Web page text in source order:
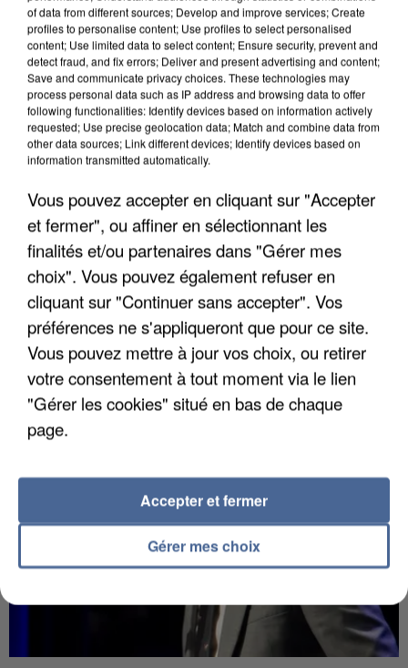
7 août 2026
Un second cadre de la DZ Mafia interpellé en
Algérie
Un cofondateur du réseau avait été interpellé
quelques jours plus tôt.
of data from different sources; Develop and improve services; Create
profiles to personalise content; Use profiles to select personalised
content; Use limited data to select content; Ensure security, prevent and
detect fraud, and fix errors; Deliver and present advertising and content;
Save and communicate privacy choices. These technologies may
process personal data such as IP address and browsing data to offer
following functionalities: Identify devices based on information actively
requested; Use precise geolocation data; Match and combine data from
other data sources; Link different devices; Identify devices based on
information transmitted automatically.
Vous pouvez accepter en cliquant sur "Accepter
et fermer", ou affiner en sélectionnant les
finalités et/ou partenaires dans "Gérer mes
choix". Vous pouvez également refuser en
cliquant sur "Continuer sans accepter". Vos
préférences ne s'appliqueront que pour ce site.
Vous pouvez mettre à jour vos choix, ou retirer
votre consentement à tout moment via le lien
"Gérer les cookies" situé en bas de chaque
page.
Gérer mes choix
Accepter et fermer